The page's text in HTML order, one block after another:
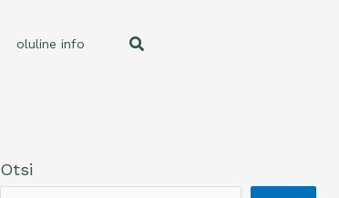
oluline info
Otsi